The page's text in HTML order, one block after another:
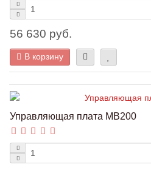
56 630 руб.
В корзину
Управляющая плата MB200